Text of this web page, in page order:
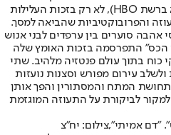
(ששודרה אף היא ברשת HBO), לא רק בזכות העלילות
והפרובוקטיביות שהביאה למסך.
אהבה סוערים בין ערפדים לבני אנוש
הכס" התפרסמה בזכות האומץ שלה
כוח בתוך עולם פנטזיה מלהיב. שתי
עירום מפורש וסצנות נועזות
המתח והמסתורין והפך אותן
לביקורת על התעוזה המוגזמת
"דם אמיתי",צילום: יח"צ